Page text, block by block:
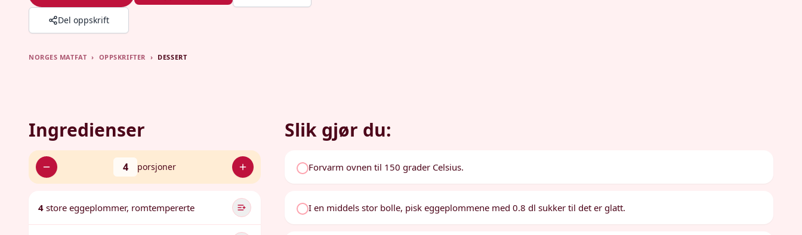
Del oppskrift
NORGES MATFAT › OPPSKRIFTER › DESSERT
Ingredienser
4 porsjoner
4 store eggeplommer, romtempererte
Slik gjør du:
Forvarm ovnen til 150 grader Celsius.
I en middels stor bolle, pisk eggeplommene med 0.8 dl sukker til det er glatt.